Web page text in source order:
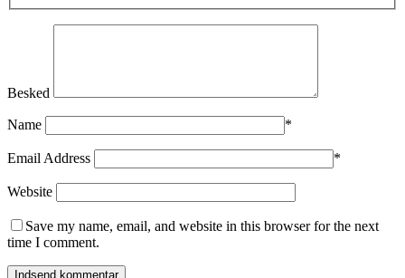
Besked
Name *
Email Address *
Website
Save my name, email, and website in this browser for the next
time I comment.